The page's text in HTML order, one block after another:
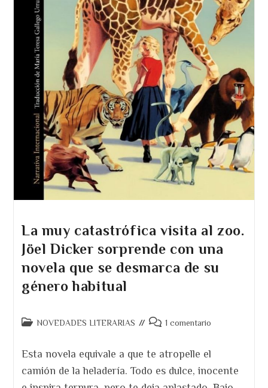
La muy catastrófica visita al zoo.
Jöel Dicker sorprende con una
novela que se desmarca de su
género habitual
Categoría
entrada:
NOVEDADES LITERARIAS
Comentarios
entrada:
1 comentario
Esta novela equivale a que te atropelle el
camión de la heladería. Todo es dulce, inocente